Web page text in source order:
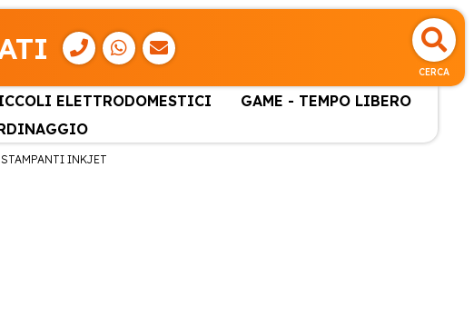
CERCA
ELETTRODOMESTICI
GAME - TEMPO LIBERO
STAMPANTI INKJET